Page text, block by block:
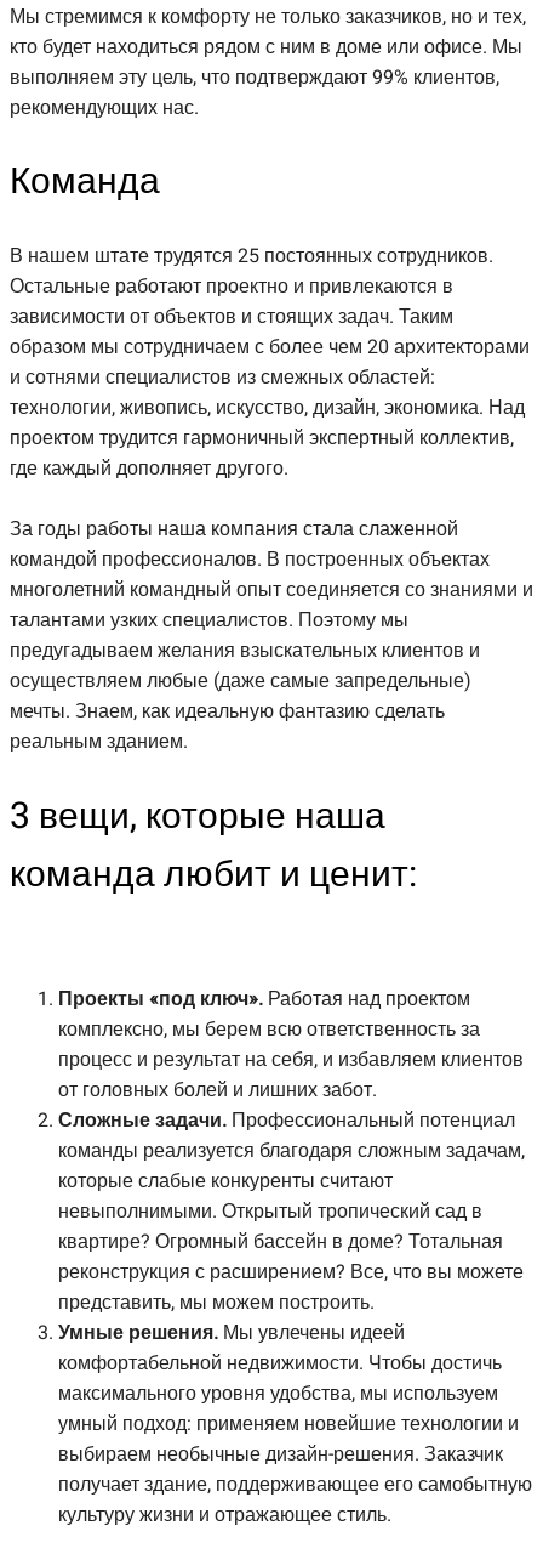
Мы стремимся к комфорту не только заказчиков, но и тех,
кто будет находиться рядом с ним в доме или офисе. Мы
выполняем эту цель, что подтверждают 99% клиентов,
рекомендующих нас.
Команда
В нашем штате трудятся 25 постоянных сотрудников.
Остальные работают проектно и привлекаются в
зависимости от объектов и стоящих задач. Таким
образом мы сотрудничаем с более чем 20 архитекторами
и сотнями специалистов из смежных областей:
технологии, живопись, искусство, дизайн, экономика. Над
проектом трудится гармоничный экспертный коллектив,
где каждый дополняет другого.
За годы работы наша компания стала слаженной
командой профессионалов. В построенных объектах
многолетний командный опыт соединяется со знаниями и
талантами узких специалистов. Поэтому мы
предугадываем желания взыскательных клиентов и
осуществляем любые (даже самые запредельные)
мечты. Знаем, как идеальную фантазию сделать
реальным зданием.
3 вещи, которые наша
команда любит и ценит:
Проекты «под ключ». Работая над проектом
комплексно, мы берем всю ответственность за
процесс и результат на себя, и избавляем клиентов
от головных болей и лишних забот.
Сложные задачи. Профессиональный потенциал
команды реализуется благодаря сложным задачам,
которые слабые конкуренты считают
невыполнимыми. Открытый тропический сад в
квартире? Огромный бассейн в доме? Тотальная
реконструкция с расширением? Все, что вы можете
представить, мы можем построить.
Умные решения. Мы увлечены идеей
комфортабельной недвижимости. Чтобы достичь
максимального уровня удобства, мы используем
умный подход: применяем новейшие технологии и
выбираем необычные дизайн-решения. Заказчик
получает здание, поддерживающее его самобытную
культуру жизни и отражающее стиль.